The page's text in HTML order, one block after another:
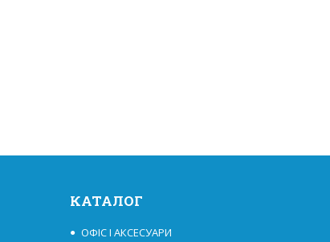
КАТАЛОГ
ОФІС І АКСЕСУАРИ